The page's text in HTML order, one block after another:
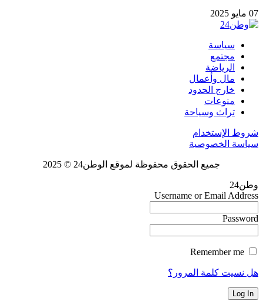
07 مايو 2025
سياسة
مجتمع
الرياضة
مال وأعمال
خارج الحدود
منوعات
تراث وسياحة
شروط الإستخدام
سياسة الخصوصية
جميع الحقوق محفوظة لموقع الوطن24 © 2025
وطن24
Username or Email Address
Password
هل نسيت كلمة المرور؟